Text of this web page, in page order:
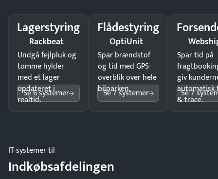
Lagerstyring
Rackbeat
Undgå fejlpluk og
tomme hylder
med et lager
opdateret i
realtid.
Se 6 systemer
Flådestyring
OptiUnit
Spar brændstof
og tid med GPS-
overblik over hele
bilparken.
Se 7 systemer
Spar tid på
giv
automatisk
& trace.
Se 7
IT-systemer til
Indkøbsafdelingen